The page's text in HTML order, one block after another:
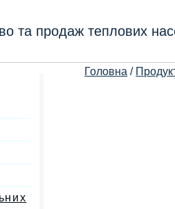
та продаж теплових
Головна /